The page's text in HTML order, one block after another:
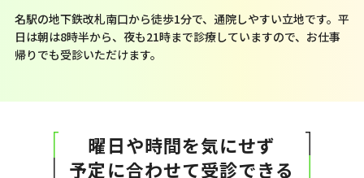
名駅の地下鉄改札南口から徒歩1分で、通院しやすい立地です。平
日は朝は8時半から、夜も21時まで診療していますので、お仕事
帰りでも受診いただけます。
曜日や時間を気にせず
予定に合わせて受診できる